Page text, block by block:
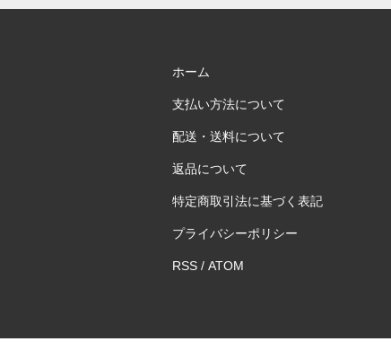
ホーム
支払い方法について
配送・送料について
返品について
特定商取引法に基づく表記
プライバシーポリシー
RSS/ ATOM